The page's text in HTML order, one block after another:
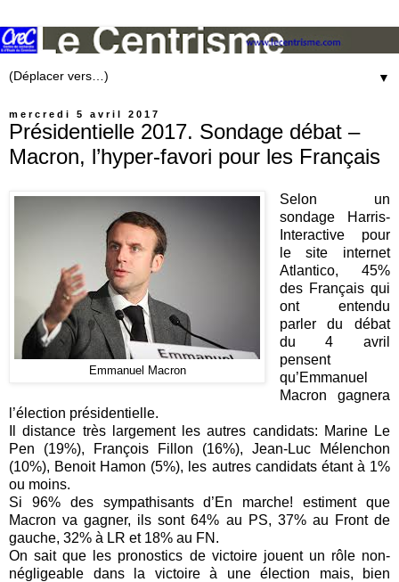
▼
mercredi 5 avril 2017
Présidentielle 2017. Sondage débat –
Macron, l’hyper-favori pour les Français
Emmanuel Macron
Selon un
sondage Harris-
Interactive pour
le site internet
Atlantico, 45%
des Français qui
ont entendu
parler du débat
du 4 avril
pensent
qu’Emmanuel
Macron gagnera
l’élection présidentielle.
Il distance très largement les autres candidats: Marine Le
Pen (19%), François Fillon (16%), Jean-Luc Mélenchon
(10%), Benoit Hamon (5%), les autres candidats étant à 1%
ou moins.
Si 96% des sympathisants d’En marche! estiment que
Macron va gagner, ils sont 64% au PS, 37% au Front de
gauche, 32% à LR et 18% au FN.
On sait que les pronostics de victoire jouent un rôle non-
négligeable dans la victoire à une élection mais, bien